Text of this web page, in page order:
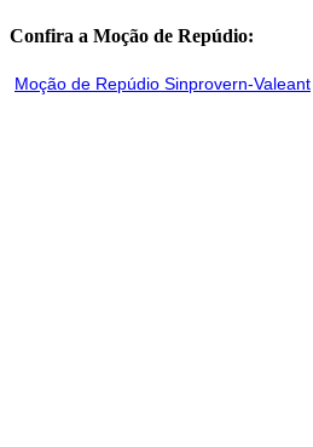
Confira a Moção de Repúdio:
Moção de Repúdio Sinprovern-Valeant